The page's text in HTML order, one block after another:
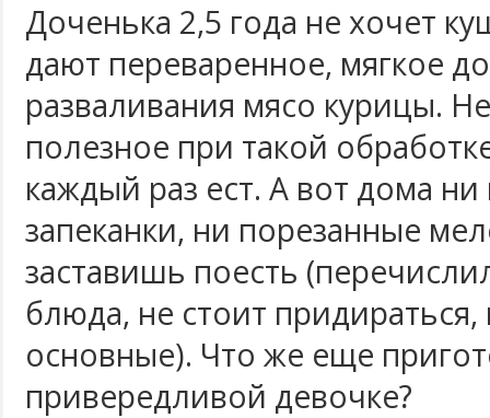
Доченька 2,5 года не хочет
дают переваренное, мягкое
разваливания мясо курицы.
полезное при такой
каждый раз ест. А вот дома
запеканки, ни порезанные
заставишь поесть
блюда, не стоит
основные). Что же еще
привередливой девочке?